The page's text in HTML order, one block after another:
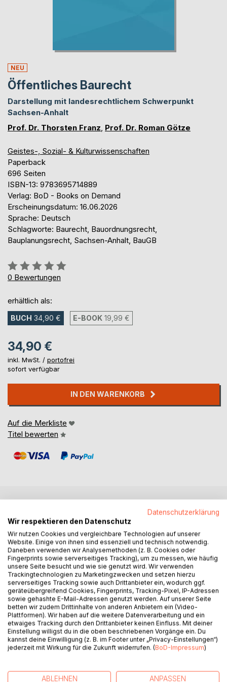
NEU
Öffentliches Baurecht
Darstellung mit landesrechtlichem Schwerpunkt
Sachsen-Anhalt
Prof. Dr. Thorsten Franz Prof. Dr. Roman Götze
Geistes-, Sozial- & Kulturwissenschaften
Paperback
696 Seiten
ISBN-13: 9783695714889
Verlag: BoD - Books on Demand
Erscheinungsdatum: 16.06.2026
Sprache: Deutsch
Schlagworte: Baurecht, Bauordnungsrecht,
Bauplanungsrecht, Sachsen-Anhalt, BauGB
Bewertung::
0%
0 Bewertungen
erhältlich als:
BUCH 34,90 € E-BOOK 19,99 €
34,90 €
inkl. MwSt. / portofrei
sofort verfügbar
IN DEN WARENKORB
Auf die Merkliste
Titel bewerten
Das Öffentliche Baurecht umfasst neben dem
Bauplanungsrecht auch das Bauordnungsrecht. Die
vorliegende Darstellung geht aber weit über das
Grundwissen im öffentlichen Baurecht hinaus. Dieses wird
mit seinen Bezügen zum Verfassungsrecht, Allgemeinen
Verwaltungsrecht, Verwaltungsprozessrecht, Umweltrecht,
Denkmalschutzrecht, Raumplanungsrecht und weiteren
Rechtsgebieten dargestellt. In den landesrechtlich
geprägten Bereichen dieses Rechtsgebiets erfolgt das mit
konsequenter Fokussierung auf das in Sachsen-Anhalt
geltende Recht, ist aber aufgrund der zunehmenden
und Leser aus anderen Bundesländern zur Einarbeitung in
das Öffentliche Baurecht geeignet. Das Buch richtet sich
Datenschutzerklärung
Wir respektieren den Datenschutz
Wir nutzen Cookies und vergleichbare Technologien auf unserer
Website. Einige von ihnen sind essenziell und technisch notwendig.
Daneben verwenden wir Analysemethoden (z. B. Cookies oder
Fingerprints sowie serverseitiges Tracking), um zu messen, wie häufig
unsere Seite besucht und wie sie genutzt wird. Wir verwenden
Trackingtechnologien zu Marketingzwecken und setzen hierzu
serverseitiges Tracking sowie auch Drittanbieter ein, wodurch ggf.
geräteübergreifend Cookies, Fingerprints, Tracking-Pixel, IP-Adressen
sowie gehashte E-Mail-Adressen genutzt werden. Auf unserer Seite
betten wir zudem Drittinhalte von anderen Anbietern ein (Video-
Plattformen). Wir haben auf die weitere Datenverarbeitung und ein
etwaiges Tracking durch den Drittanbieter keinen Einfluss. Mit deiner
Einstellung willigst du in die oben beschriebenen Vorgänge ein. Du
kannst deine Einwilligung (z. B. im Footer unter „Privacy-Einstellungen“)
jederzeit mit Wirkung für die Zukunft widerrufen. (BoD-Impressum)
ABLEHNEN ANPASSEN